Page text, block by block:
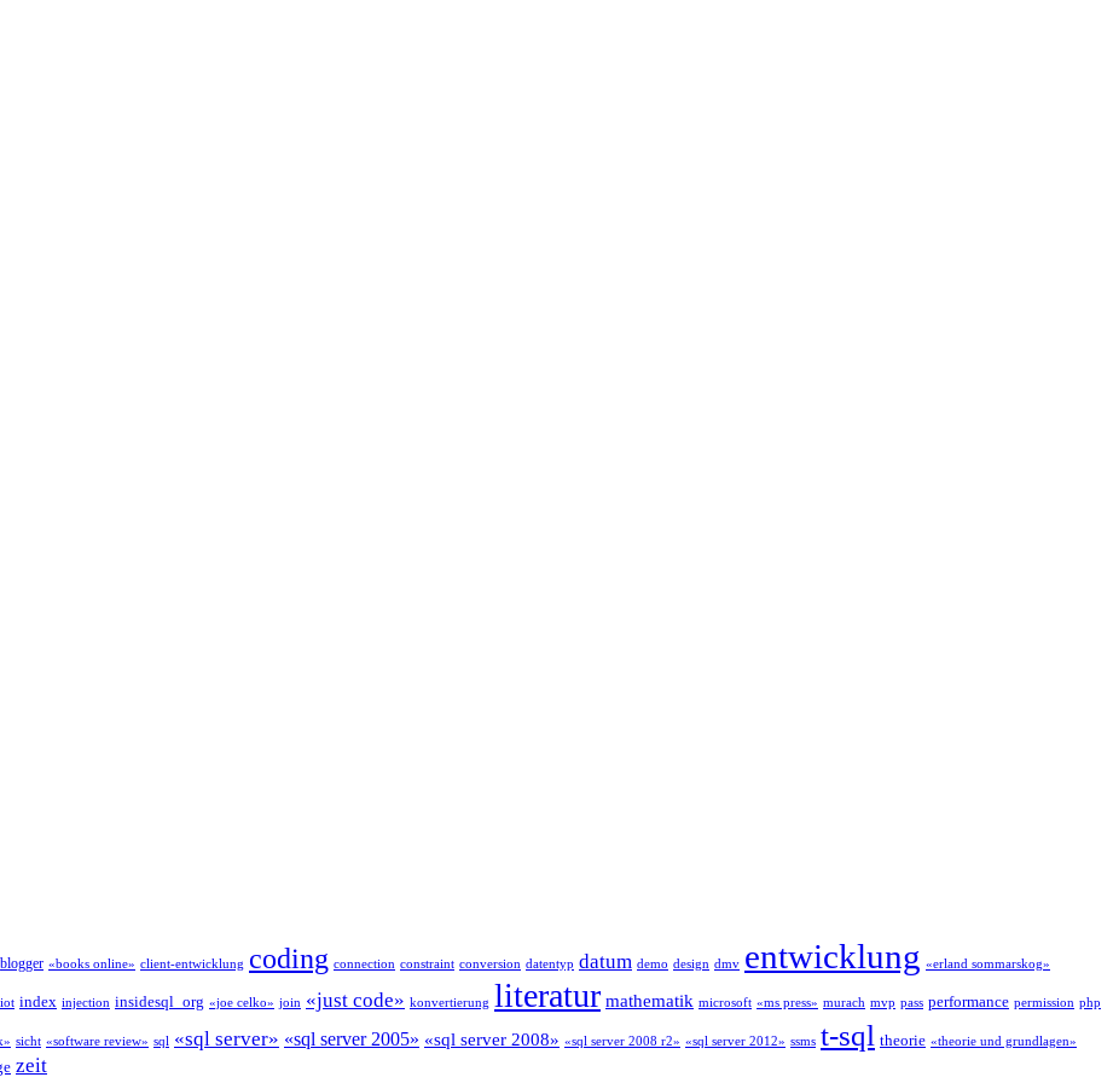
blogger «books online» client-entwicklung coding connection constraint conversion datentyp datum demo design dmv entwicklung «erland sommarskog»
index injection insidesql_org «joe celko» join «just code» konvertierung literatur mathematik microsoft «ms press» murach mvp pass performance permission php
sicht «software review» sql «sql server» «sql server 2005» «sql server 2008» «sql server 2008 r2» «sql server 2012» ssms t-sql theorie «theorie und grundlagen»
zeit